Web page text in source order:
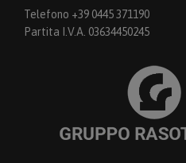
Telefono +39 0445 371190
Partita I.V.A. 03634450245